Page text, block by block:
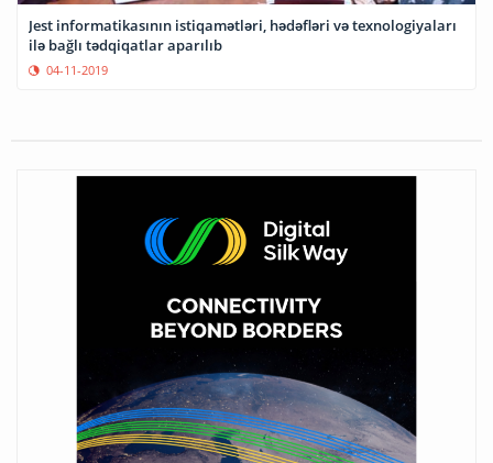
Jest informatikasının istiqamətləri, hədəfləri və texnologiyaları
ilə bağlı tədqiqatlar aparılıb
04-11-2019